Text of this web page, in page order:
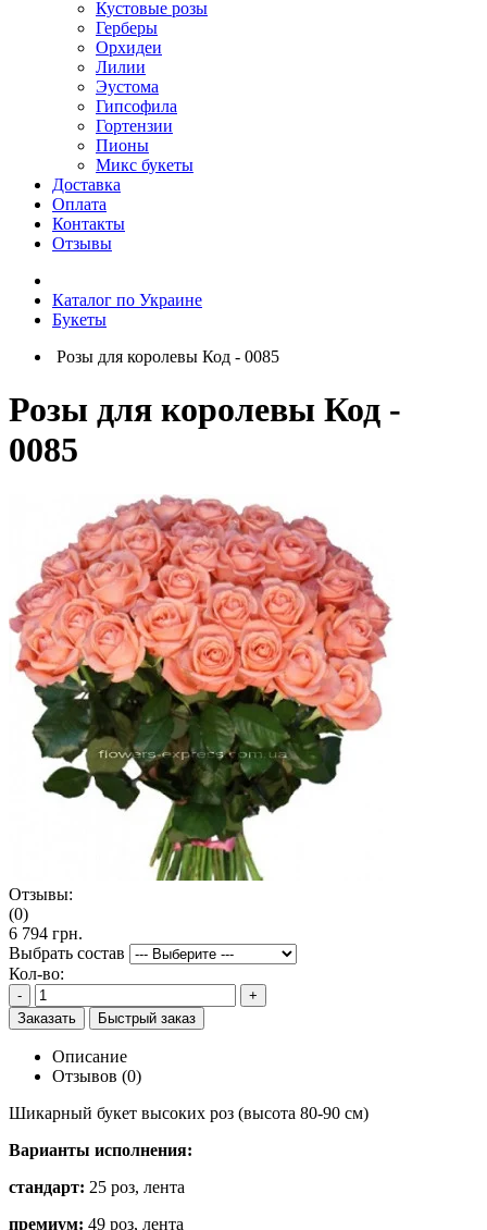
Кустовые розы
Герберы
Орхидеи
Лилии
Эустома
Гипсофила
Гортензии
Пионы
Микс букеты
Доставка
Оплата
Контакты
Отзывы
Каталог по Украине
Букеты
Розы для королевы Код - 0085
Розы для королевы Код -
0085
Отзывы:
(0)
6 794 грн.
Выбрать состав
Кол-во:
-
+
Заказать
Быстрый заказ
Описание
Отзывов (0)
Шикарный букет высоких роз (высота 80-90 см)
Варианты исполнения:
стандарт: 25 роз, лента
премиум: 49 роз, лента